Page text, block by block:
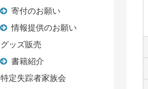
寄付のお願い
情報提供のお願い
グッズ販売
書籍紹介
特定失踪者家族会